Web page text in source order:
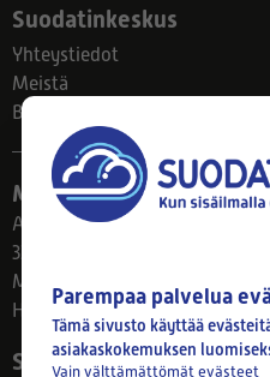
Suodatinkeskus
Yhteystiedot
Meistä
Blogi
Myymälä
Ahlmanintie 61
33800 Tampere
Ma–Pe 8–17
Huom! Myymälän
Seuraa meitä
Parempaa palvelua
Tämä sivusto käyttää
asiakaskokemuksen
Vain välttämättömät evästeet